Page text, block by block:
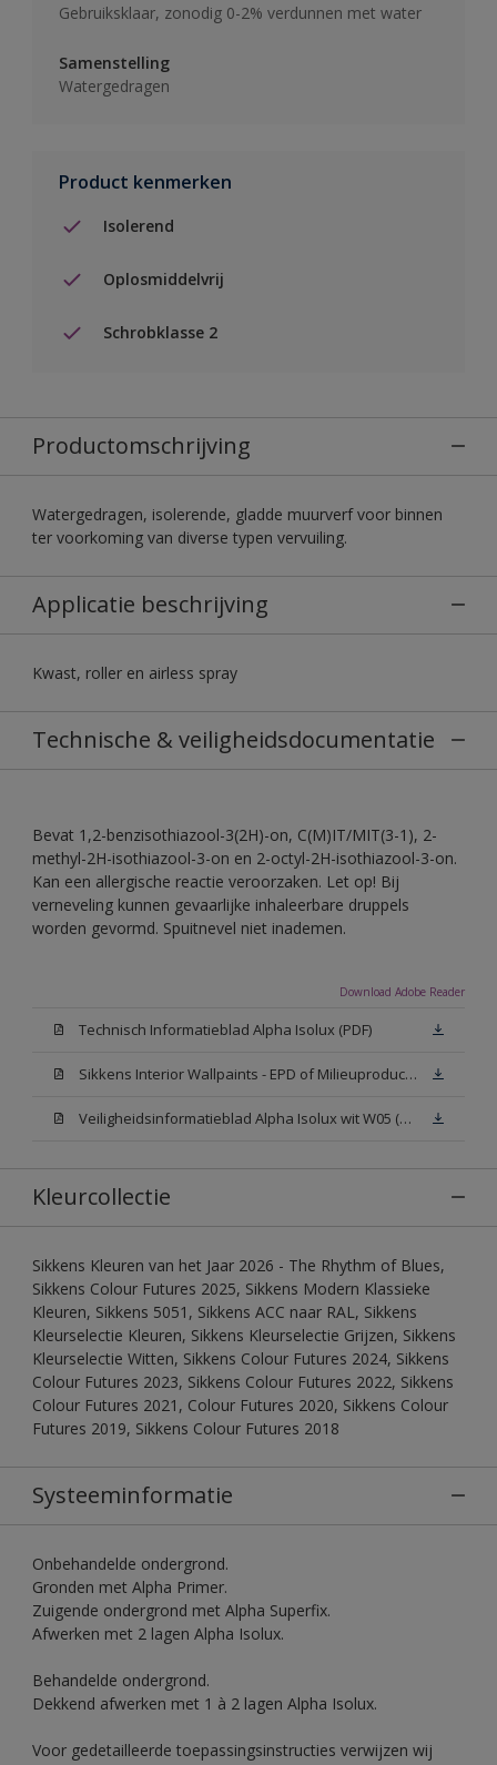
Gebruiksklaar, zonodig 0-2% verdunnen met water
Samenstelling
Watergedragen
Product kenmerken
Isolerend
Oplosmiddelvrij
Schrobklasse 2
Productomschrijving
Watergedragen, isolerende, gladde muurverf voor binnen
ter voorkoming van diverse typen vervuiling.
Applicatie beschrijving
Kwast, roller en airless spray
Technische & veiligheidsdocumentatie
Bevat 1,2-benzisothiazool-3(2H)-on, C(M)IT/MIT(3-1), 2-
methyl-2H-isothiazool-3-on en 2-octyl-2H-isothiazool-3-on.
Kan een allergische reactie veroorzaken. Let op! Bij
verneveling kunnen gevaarlijke inhaleerbare druppels
worden gevormd. Spuitnevel niet inademen.
Download Adobe Reader
Technisch Informatieblad Alpha Isolux (PDF)
Sikkens Interior Wallpaints - EPD of Milieuproductverklaring
Veiligheidsinformatieblad Alpha Isolux wit W05 (SDS)
Kleurcollectie
Sikkens Kleuren van het Jaar 2026 - The Rhythm of Blues,
Sikkens Colour Futures 2025, Sikkens Modern Klassieke
Kleuren, Sikkens 5051, Sikkens ACC naar RAL, Sikkens
Kleurselectie Kleuren, Sikkens Kleurselectie Grijzen, Sikkens
Kleurselectie Witten, Sikkens Colour Futures 2024, Sikkens
Colour Futures 2023, Sikkens Colour Futures 2022, Sikkens
Colour Futures 2021, Colour Futures 2020, Sikkens Colour
Futures 2019, Sikkens Colour Futures 2018
Systeeminformatie
Onbehandelde ondergrond.
Gronden met Alpha Primer.
Zuigende ondergrond met Alpha Superfix.
Afwerken met 2 lagen Alpha Isolux.
Behandelde ondergrond.
Dekkend afwerken met 1 à 2 lagen Alpha Isolux.
Voor gedetailleerde toepassingsinstructies verwijzen wij